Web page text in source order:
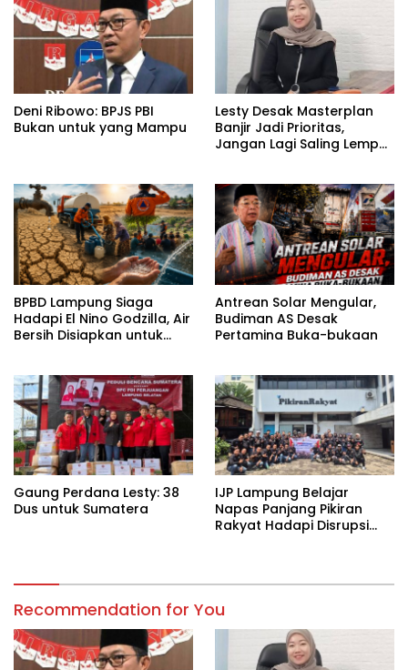
Deni Ribowo: BPJS PBI
Bukan untuk yang Mampu
Lesty Desak Masterplan
Banjir Jadi Prioritas,
Jangan Lagi Saling Lempar
BPBD Lampung Siaga
Hadapi El Nino Godzilla, Air
Bersih Disiapkan untuk
Antrean Solar Mengular,
Budiman AS Desak
Pertamina Buka-bukaan
Gaung Perdana Lesty: 38
Dus untuk Sumatera
IJP Lampung Belajar
Napas Panjang Pikiran
Rakyat Hadapi Disrupsi
Recommendation for You